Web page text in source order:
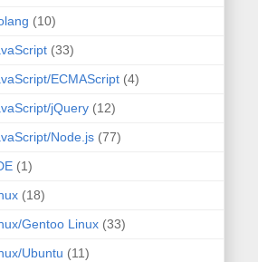
(10)
(33)
ECMAScript (4)
jQuery (12)
Node.js (77)
(1)
(18)
Gentoo Linux (33)
Ubuntu (11)